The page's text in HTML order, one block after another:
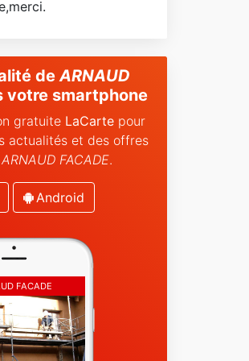
de ARNAUD
votre smartphone
gratuite LaCartepour
actualités et des offres
ARNAUD FACADE.
Android
FACADE